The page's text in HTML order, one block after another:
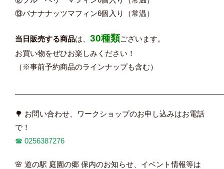
⑬バナナナッツマフィン6個入り（常温）
当日販売する商品は、 30種類ございます。
お買い物をぜひお楽しみください！
（※事前予約商品のラインナップも含む）
🌳 お問い合わせ、ワークショップのお申し込みはお電話
で！
☎︎ 0256387276
🌸 道の駅 庭園の郷 保内のお知らせ、イベント情報等は